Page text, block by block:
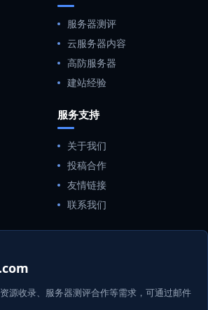
服务器测评
云服务器内容
高防服务器
建站经验
服务支持
关于我们
投稿合作
友情链接
联系我们
源收录、服务器测评合作等需求，可通过邮件